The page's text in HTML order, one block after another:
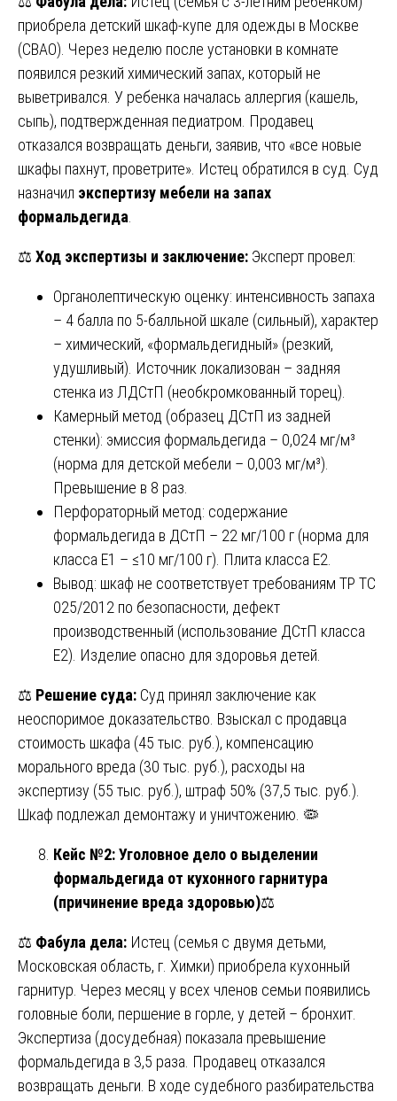
приобрела детский шкаф-купе для одежды в Москве
(СВАО). Через неделю после установки в комнате
появился резкий химический запах, который не
выветривался. У ребенка началась аллергия (кашель,
сыпь), подтвержденная педиатром. Продавец
отказался возвращать деньги, заявив, что «все новые
шкафы пахнут, проветрите». Истец обратился в суд. Суд
назначил экспертизу мебели на запах
формальдегида
⚖️ Ход экспертизы и заключение: Эксперт провел:
Органолептическую оценку: интенсивность запаха
– 4 балла по 5-балльной шкале (сильный), характер
– химический, «формальдегидный» (резкий,
удушливый). Источник локализован – задняя
стенка из ЛДСтП (необкромкованный торец).
Камерный метод (образец ДСтП из задней
стенки): эмиссия формальдегида – 0,024 мг/м³
(норма для детской мебели – 0,003 мг/м³).
Превышение в 8 раз.
Перфораторный метод: содержание
формальдегида в ДСтП – 22 мг/100 г (норма для
класса E1 – ≤10 мг/100 г). Плита класса E2.
Вывод: шкаф не соответствует требованиям ТР ТС
025/2012 по безопасности, дефект
производственный (использование ДСтП класса
E2). Изделие опасно для здоровья детей.
⚖️ Решение суда: Суд принял заключение как
неоспоримое доказательство. Взыскал с продавца
стоимость шкафа (45 тыс. руб.), компенсацию
морального вреда (30 тыс. руб.), расходы на
экспертизу (55 тыс. руб.), штраф 50% (37,5 тыс. руб.).
Шкаф подлежал демонтажу и уничтожению. 🦠
Кейс №2: Уголовное дело о выделении
формальдегида от кухонного гарнитура
(причинение вреда здоровью)⚖️
⚖️ Фабула дела: Истец (семья с двумя детьми,
Московская область, г. Химки) приобрела кухонный
гарнитур. Через месяц у всех членов семьи появились
головные боли, першение в горле, у детей – бронхит.
Экспертиза (досудебная) показала превышение
формальдегида в 3,5 раза. Продавец отказался
возвращать деньги. В ходе судебного разбирательства